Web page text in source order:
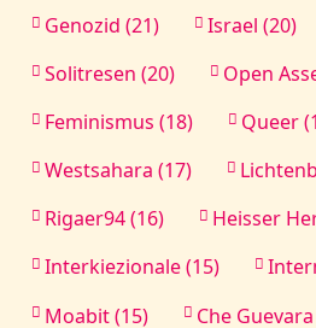
Genozid (21)
Israel (20)
Solitresen (20)
Open
Feminismus (18)
Queer
Westsahara (17)
Rigaer94 (16)
Heisser
Interkiezionale (15)
Moabit (15)
Che